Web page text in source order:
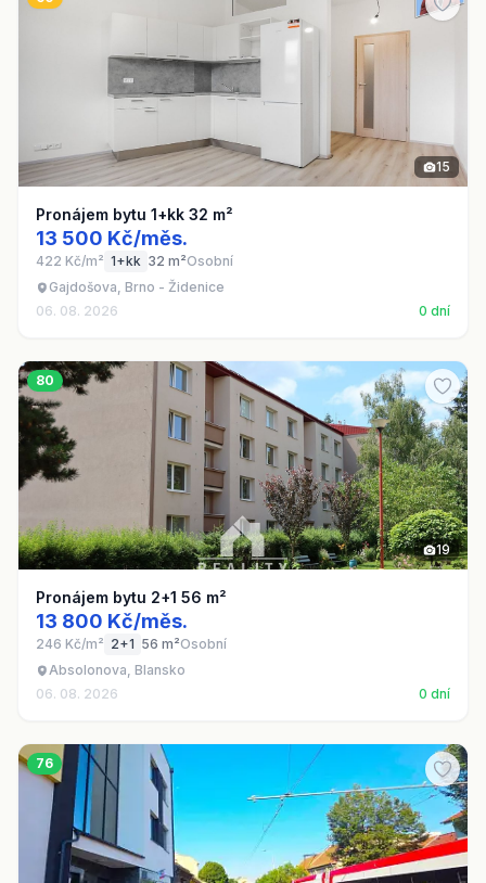
15
Pronájem bytu 1+kk 32 m²
13 500 Kč/měs.
422 Kč/m² 1+kk 32 m²Osobní
Gajdošova, Brno - Židenice
06. 08. 2026
0 dní
80
19
Pronájem bytu 2+1 56 m²
13 800 Kč/měs.
246 Kč/m² 2+1 56 m²Osobní
Absolonova, Blansko
06. 08. 2026
0 dní
76